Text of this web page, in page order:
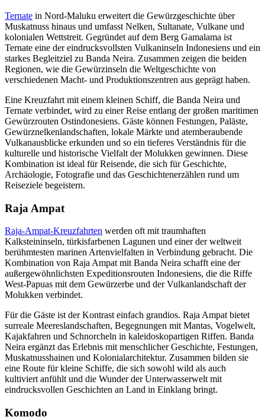
Ternate in Nord-Maluku erweitert die Gewürzgeschichte über
Muskatnuss hinaus und umfasst Nelken, Sultanate, Vulkane und
kolonialen Wettstreit. Gegründet auf dem Berg Gamalama ist
Ternate eine der eindrucksvollsten Vulkaninseln Indonesiens und ein
starkes Begleitziel zu Banda Neira. Zusammen zeigen die beiden
Regionen, wie die Gewürzinseln die Weltgeschichte von
verschiedenen Macht- und Produktionszentren aus geprägt haben.
Eine Kreuzfahrt mit einem kleinen Schiff, die Banda Neira und
Ternate verbindet, wird zu einer Reise entlang der großen maritimen
Gewürzrouten Ostindonesiens. Gäste können Festungen, Paläste,
Gewürznelkenlandschaften, lokale Märkte und atemberaubende
Vulkanausblicke erkunden und so ein tieferes Verständnis für die
kulturelle und historische Vielfalt der Molukken gewinnen. Diese
Kombination ist ideal für Reisende, die sich für Geschichte,
Archäologie, Fotografie und das Geschichtenerzählen rund um
Reiseziele begeistern.
Raja Ampat
Raja-Ampat-Kreuzfahrten werden oft mit traumhaften
Kalksteininseln, türkisfarbenen Lagunen und einer der weltweit
berühmtesten marinen Artenvielfalten in Verbindung gebracht. Die
Kombination von Raja Ampat mit Banda Neira schafft eine der
außergewöhnlichsten Expeditionsrouten Indonesiens, die die Riffe
West-Papuas mit dem Gewürzerbe und der Vulkanlandschaft der
Molukken verbindet.
Für die Gäste ist der Kontrast einfach grandios. Raja Ampat bietet
surreale Meereslandschaften, Begegnungen mit Mantas, Vogelwelt,
Kajakfahren und Schnorcheln in kaleidoskopartigen Riffen. Banda
Neira ergänzt das Erlebnis mit menschlicher Geschichte, Festungen,
Muskatnusshainen und Kolonialarchitektur. Zusammen bilden sie
eine Route für kleine Schiffe, die sich sowohl wild als auch
kultiviert anfühlt und die Wunder der Unterwasserwelt mit
eindrucksvollen Geschichten an Land in Einklang bringt.
Komodo